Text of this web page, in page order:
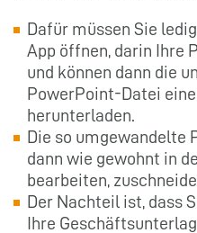
Dafür müssen Sie
App öffnen, darin Ihre
und können dann die
PowerPoint-Datei
herunterladen.
Die so umgewandelte
dann wie gewohnt in
bearbeiten,
Der Nachteil ist, dass
Ihre